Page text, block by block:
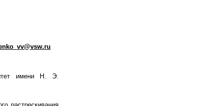
имени Н. Э.